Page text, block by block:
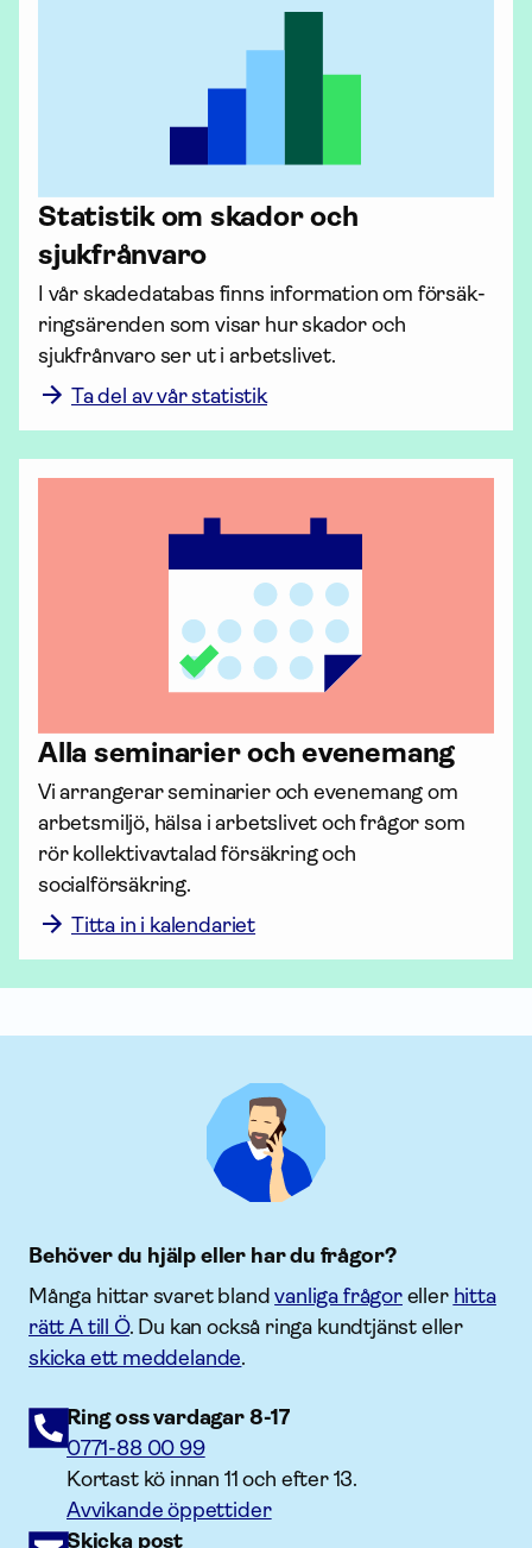
Statistik om skador och
sjukfrånvaro
I vår skadedatabas finns infor­mation om försäk­
rings­ären­den som visar hur skador och
sjukfrånvaro ser ut i arbetslivet.
Ta del av vår statistik
Alla seminarier och evenemang
Vi arrangerar seminarier och evenemang om
arbetsmiljö, hälsa i arbetslivet och frågor som
rör kollektiv­avtalad för­säkring och
socialförsäkring.
Titta in i kalendariet
Behöver du hjälp eller har du frågor?
Många hittar svaret blandvanliga frågoreller hitta
rätt A till Ö. Du kan också ringa kundtjänst eller
skicka ett meddelande.
Ring oss vardagar 8-17
0771-88 00 99
Kortast kö innan 11 och efter 13.
Avvikande öppettider
Skicka post